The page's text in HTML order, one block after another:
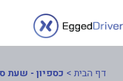
דף הבית > כספיון - שעת